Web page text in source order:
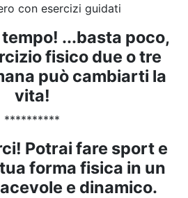
con esercizi guidati
...basta poco,
fisico due o tre
può cambiarti la
vita!
**********
Potrai fare sport e
forma fisica in un
e dinamico.